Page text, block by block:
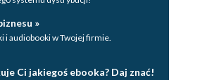
»
i audiobooki w Twojej firmie.
Ci jakiegoś ebooka? Daj znać!